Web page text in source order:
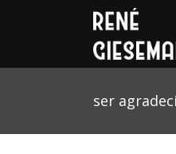
ser